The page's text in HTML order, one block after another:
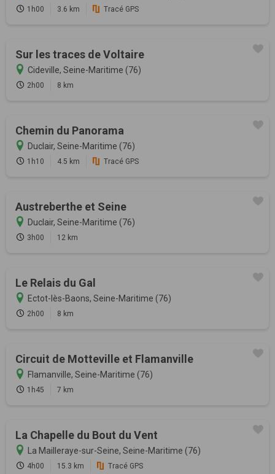
1h00 3.6 km Tracé GPS
Sur les traces de Voltaire
Cideville, Seine-Maritime (76)
2h00 8 km
Chemin du Panorama
Duclair, Seine-Maritime (76)
1h10 4.5 km Tracé GPS
Austreberthe et Seine
Duclair, Seine-Maritime (76)
3h00 12 km
Le Relais du Gal
Ectot-lès-Baons, Seine-Maritime (76)
2h00 8 km
Circuit de Motteville et Flamanville
Flamanville, Seine-Maritime (76)
1h45 7 km
La Chapelle du Bout du Vent
La Mailleraye-sur-Seine, Seine-Maritime (76)
4h00 15.3 km Tracé GPS